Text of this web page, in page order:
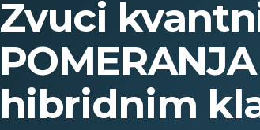
Zvuci
hibridnim